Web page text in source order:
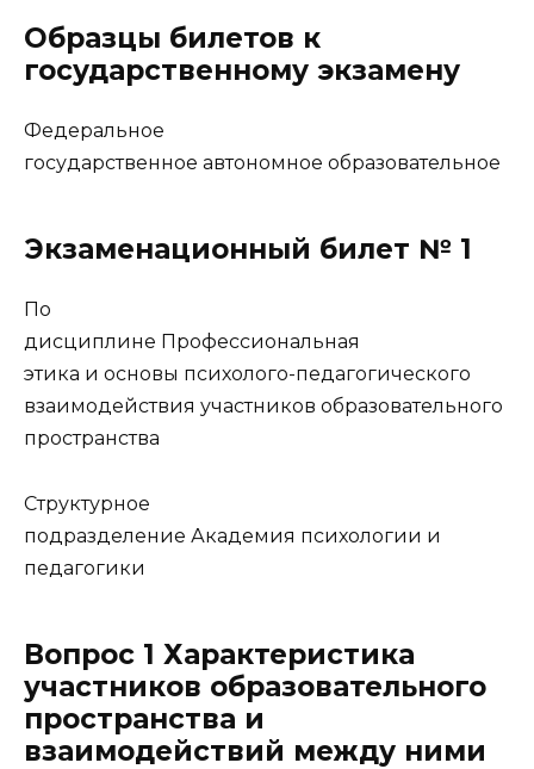
Образцы билетов к
государственному экзамену
Федеральное
государственное автономное образовательное
Экзаменационный билет № 1
По
дисциплине Профессиональная
этика и основы психолого-педагогического
взаимодействия участников образовательного
пространства
Структурное
подразделение Академия психологии и
педагогики
Вопрос 1 Характеристика
участников образовательного
пространства и
взаимодействий между ними